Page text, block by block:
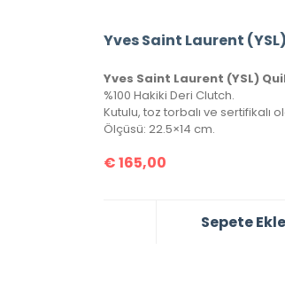
%100 Hakiki Deri Clutch.
Ölçüsü: 22.5×14 cm.
€165,00
Sepete Ekle